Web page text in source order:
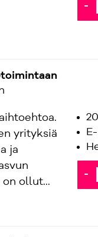
-
yrityksiä
ja
ollut...
-